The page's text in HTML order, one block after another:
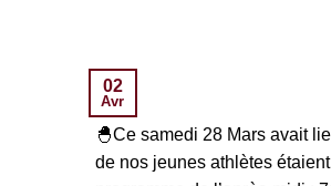
02
Avr
🐣Ce samedi 28 Mars avait
de nos jeunes athlètes